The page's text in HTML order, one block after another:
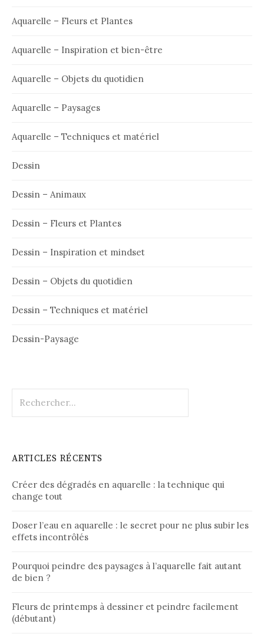
Aquarelle – Fleurs et Plantes
Aquarelle – Inspiration et bien-être
Aquarelle – Objets du quotidien
Aquarelle – Paysages
Aquarelle – Techniques et matériel
Dessin
Dessin – Animaux
Dessin – Fleurs et Plantes
Dessin – Inspiration et mindset
Dessin – Objets du quotidien
Dessin – Techniques et matériel
Dessin-Paysage
ARTICLES RÉCENTS
Créer des dégradés en aquarelle : la technique qui
change tout
Doser l’eau en aquarelle : le secret pour ne plus subir les
effets incontrôlés
Pourquoi peindre des paysages à l’aquarelle fait autant
de bien ?
Fleurs de printemps à dessiner et peindre facilement
(débutant)